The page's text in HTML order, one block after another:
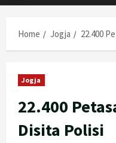
Home
Jogja 22.400
Jogja
22.400
Disita Polisi